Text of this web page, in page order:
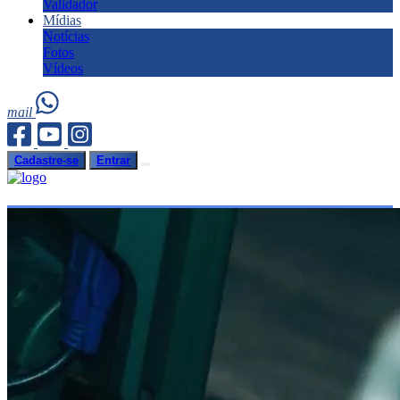
Validador
Mídias
Notícias
Fotos
Vídeos
mail
Cadastre-se Entrar